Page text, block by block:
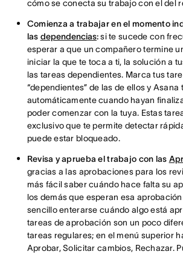
cómo se conecta su trabajo con el del
Comienza a trabajar en el momento
las dependencias:si te sucede con
esperar a que un compañero termine
iniciar la que te toca a ti, la solución a
las tareas dependientes. Marca tus
“dependientes” de las de ellos y
automáticamente cuando hayan
poder comenzar con la tuya. Estas
exclusivo que te permite detectar
puede estar bloqueado.
Revisa y aprueba el trabajo con las
gracias a las aprobaciones para los
más fácil saber cuándo hace falta su
los demás que esperan esa
sencillo enterarse cuándo algo está
tareas de aprobación son un poco
tareas regulares; en el menú superior
Aprobar, Solicitar cambios, Rechazar.